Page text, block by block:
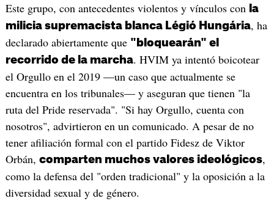
Este grupo, con antecedentes violentos y vínculos con la
milicia supremacista blanca Légió Hungária, ha
declarado abiertamente que "bloquearán" el
recorrido de la marcha. HVIM ya intentó boicotear
el Orgullo en el 2019 —un caso que actualmente se
encuentra en los tribunales— y aseguran que tienen "la
ruta del Pride reservada". "Si hay Orgullo, cuenta con
nosotros", advirtieron en un comunicado. A pesar de no
tener afiliación formal con el partido Fidesz de Viktor
Orbán, comparten muchos valores ideológicos,
como la defensa del "orden tradicional" y la oposición a la
diversidad sexual y de género.